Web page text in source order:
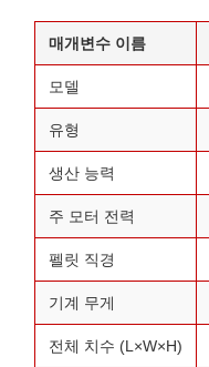
매개변수 이름
모델
유형
생산 능력
주 모터 전력
펠릿 직경
기계 무게
전체 치수 (L×W×H)